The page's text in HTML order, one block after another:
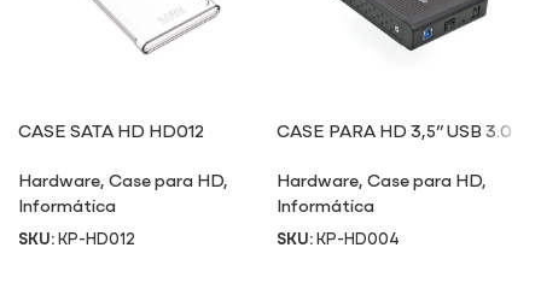
CASE SATA HD HD012
Hardware,Case para HD,
Informática
SKU:KP-HD012
CASE PARA HD 3,5” USB 3.0
Hardware,Case para HD,
Informática
SKU:KP-HD004